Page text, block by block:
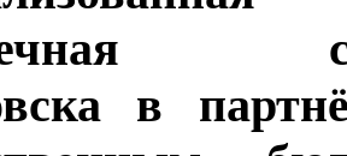
в